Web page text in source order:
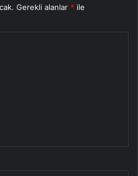
Gerekli alanlar * ile